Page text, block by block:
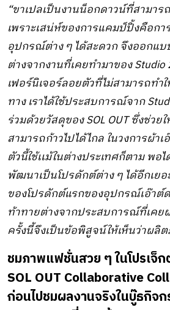
“ขาเปลเป็นงานน็อกดาวน์ที่สามา
เพราะเสน่ห์ของการแคมป์ปิ้งคือกา
อุปกรณ์ต่าง ๆ ได้สะดวก จึงออกแบ
ต่างจากงานที่เคยทำมาของ
เฟอร์นิเจอร์ลอยตัวที่ไม่สามารถทำ
ทาง เราได้ใช้ประสบการณ์จาก
ร่วมด้วยวัสดุของ SOL OUT ซึ่งช่ว
สามารถก้าวไปได้ไกล ในวงการผ้า
ตัวนี้ใช้เเม้ในต่างประเทศก็ตาม พอ
พัฒนาเป็นโปรดักต์ต่าง ๆ ได้อีกเย
ของโปรดักต์แรกของอุปกรณ์เอ๊าต์
ท้าทายต่างจากประสบการณ์ที่เคย
ครั้งนี้จึงเป็นข้อพิสูจน์ให้เห็นว่าผ
ชมภาพแฟชั่นสวย ๆ ในโปรเจ็
SOL OUT Collaborative
ก่อนไปชมผลงานจริงในบู๊ธกิจ